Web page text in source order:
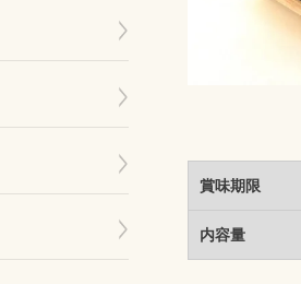
賞味期限
内容量